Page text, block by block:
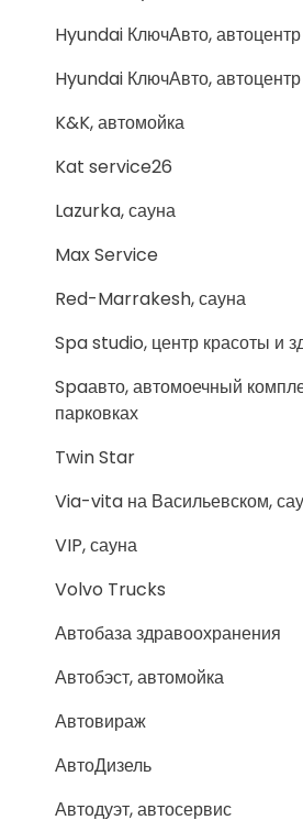
Hyundai КлючАвто, автоцентр
Hyundai КлючАвто, автоцентр
K&K, автомойка
Kat service26
Lazurka, сауна
Max Service
Red-Marrakesh, сауна
Spa studio, центр красоты и
Spaавто, автомоечный
парковках
Twin Star
Via-vita на Васильевском,
VIP, сауна
Volvo Trucks
Автобаза здравоохранения
Автобэст, автомойка
Автовираж
АвтоДизель
Автодуэт, автосервис